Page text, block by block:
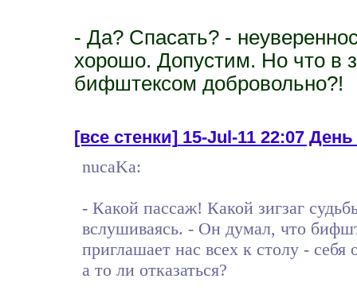
- Да? Спасать? -
хорошо. Допустим. Но что в
бифштексом добровольно?!
[все стенки]15-Jul-11 22:07 День
nucaKa:
- Какой пассаж! Какой зигзаг
вслушиваясь. - Он думал, что
приглашает нас всех к столу -
а то ли отказаться?